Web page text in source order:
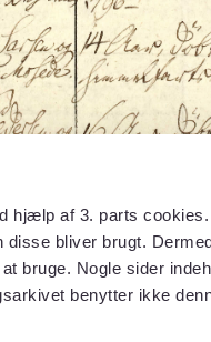
hjælp af 3. parts
disse bliver brugt.
bruge. Nogle sider
benytter ikke